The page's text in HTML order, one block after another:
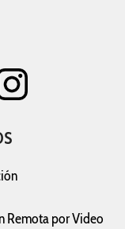
Remota por Video